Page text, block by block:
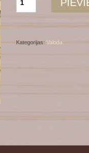
domino
daudzums
Kategorijas: Valoda